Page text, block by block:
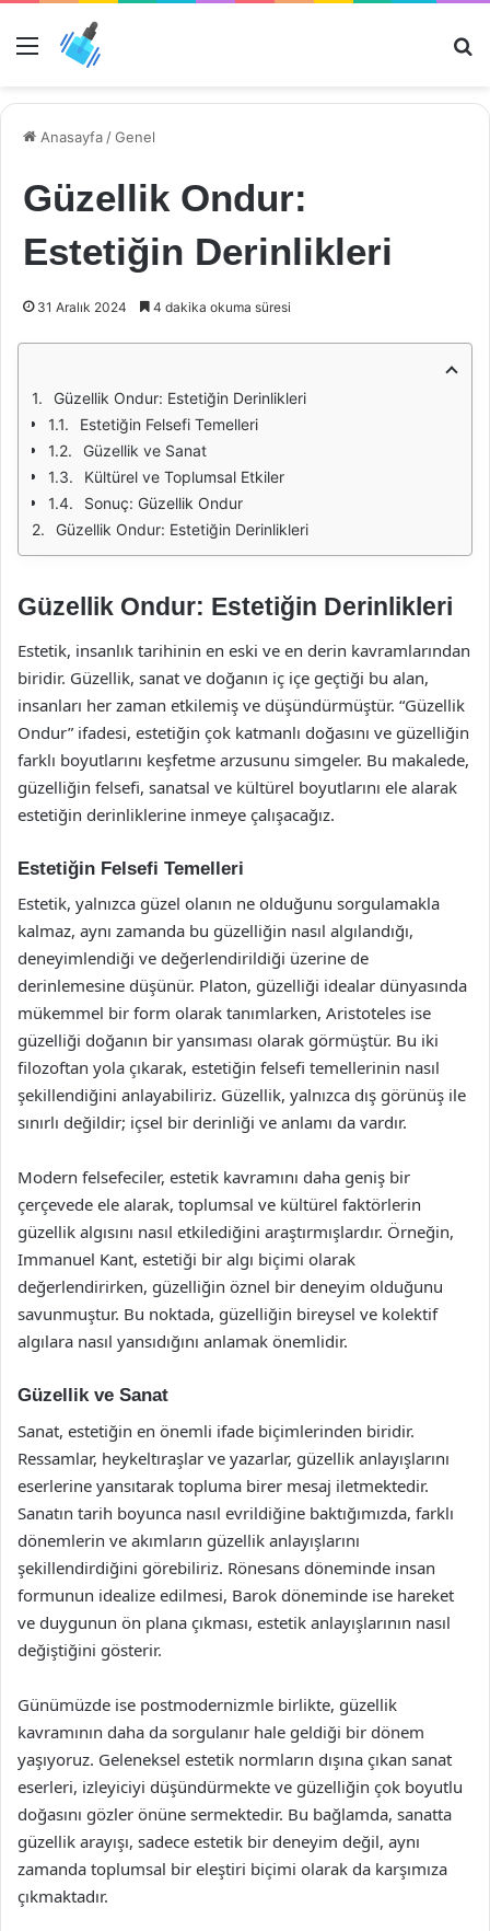
Menü
Anasayfa /Genel
Güzellik Ondur:
Estetiğin Derinlikleri
31 Aralık 2024 4 dakika okuma süresi
Güzellik Ondur: Estetiğin Derinlikleri
Estetiğin Felsefi Temelleri
Güzellik ve Sanat
Kültürel ve Toplumsal Etkiler
Sonuç: Güzellik Ondur
Güzellik Ondur: Estetiğin Derinlikleri
Güzellik Ondur: Estetiğin Derinlikleri
Estetik, insanlık tarihinin en eski ve en derin kavramlarından
biridir. Güzellik, sanat ve doğanın iç içe geçtiği bu alan,
insanları her zaman etkilemiş ve düşündürmüştür. “Güzellik
Ondur” ifadesi, estetiğin çok katmanlı doğasını ve güzelliğin
farklı boyutlarını keşfetme arzusunu simgeler. Bu makalede,
güzelliğin felsefi, sanatsal ve kültürel boyutlarını ele alarak
estetiğin derinliklerine inmeye çalışacağız.
Estetiğin Felsefi Temelleri
Estetik, yalnızca güzel olanın ne olduğunu sorgulamakla
kalmaz, aynı zamanda bu güzelliğin nasıl algılandığı,
deneyimlendiği ve değerlendirildiği üzerine de
derinlemesine düşünür. Platon, güzelliği idealar dünyasında
mükemmel bir form olarak tanımlarken, Aristoteles ise
güzelliği doğanın bir yansıması olarak görmüştür. Bu iki
filozoftan yola çıkarak, estetiğin felsefi temellerinin nasıl
şekillendiğini anlayabiliriz. Güzellik, yalnızca dış görünüş ile
sınırlı değildir; içsel bir derinliği ve anlamı da vardır.
Modern felsefeciler, estetik kavramını daha geniş bir
çerçevede ele alarak, toplumsal ve kültürel faktörlerin
güzellik algısını nasıl etkilediğini araştırmışlardır. Örneğin,
Immanuel Kant, estetiği bir algı biçimi olarak
değerlendirirken, güzelliğin öznel bir deneyim olduğunu
savunmuştur. Bu noktada, güzelliğin bireysel ve kolektif
algılara nasıl yansıdığını anlamak önemlidir.
Güzellik ve Sanat
Sanat, estetiğin en önemli ifade biçimlerinden biridir.
Ressamlar, heykeltıraşlar ve yazarlar, güzellik anlayışlarını
eserlerine yansıtarak topluma birer mesaj iletmektedir.
Sanatın tarih boyunca nasıl evrildiğine baktığımızda, farklı
dönemlerin ve akımların güzellik anlayışlarını
şekillendirdiğini görebiliriz. Rönesans döneminde insan
formunun idealize edilmesi, Barok döneminde ise hareket
ve duygunun ön plana çıkması, estetik anlayışlarının nasıl
değiştiğini gösterir.
Günümüzde ise postmodernizmle birlikte, güzellik
kavramının daha da sorgulanır hale geldiği bir dönem
yaşıyoruz. Geleneksel estetik normların dışına çıkan sanat
eserleri, izleyiciyi düşündürmekte ve güzelliğin çok boyutlu
doğasını gözler önüne sermektedir. Bu bağlamda, sanatta
güzellik arayışı, sadece estetik bir deneyim değil, aynı
zamanda toplumsal bir eleştiri biçimi olarak da karşımıza
çıkmaktadır.